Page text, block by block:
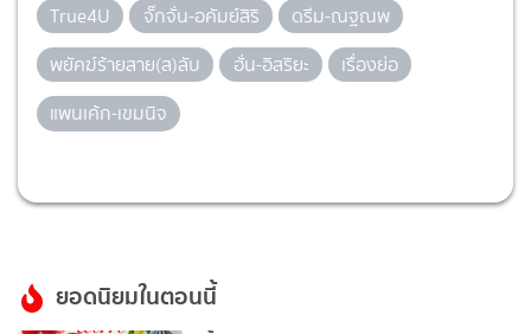
True4U จั๊กจั่น-อคัมย์สิริ
ดรีม-ณฐณพ
พยัคฆ์ร้ายสาย(ส)ลับ
ฮั่น-อิสริยะ
เรื่องย่อ
แพนเค้ก-เขมนิจ
ยอดนิยมในตอนนี้